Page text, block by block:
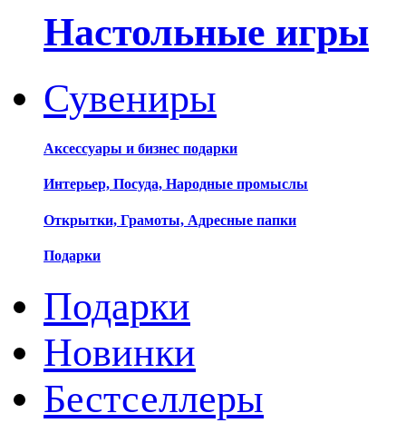
Настольные игры
Сувениры
Аксессуары и бизнес подарки
Интерьер, Посуда, Народные промыслы
Открытки, Грамоты, Адресные папки
Подарки
Подарки
Новинки
Бестселлеры